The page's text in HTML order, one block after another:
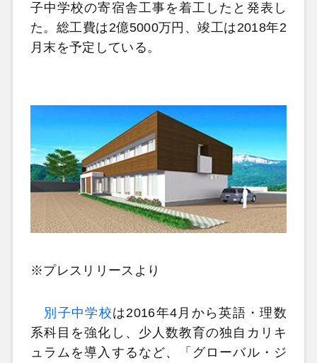
子中学校の寄宿舎工事を着工したと発表し
た。総工費は2億5000万円、竣工は2018年2
月末を予定している。
※プレスリリースより
別子中学校は2016年4月から英語・理数
系科目を強化し、少人数教育の独自カリキ
ュラムを導入するなど、「グローバル・ジ